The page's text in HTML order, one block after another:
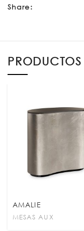
Share:
AMALIE
MESAS AUX